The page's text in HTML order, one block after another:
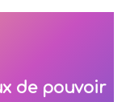
de pouvoir